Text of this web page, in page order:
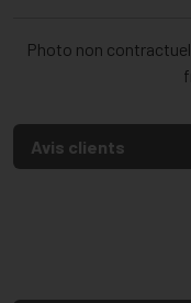
Photo non
Avis clients